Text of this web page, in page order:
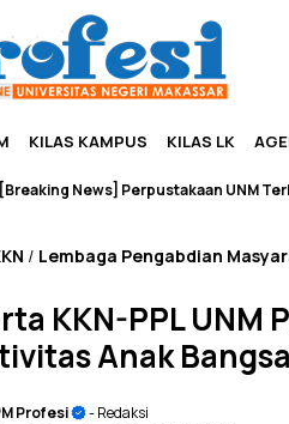
KILAS KAMPUS KILAS LK
News] Perpustakaan UNM Terbakar
/ Lembaga Pengabdian
KKN-PPL
Anak Bangsa
Profesi
- Redaksi